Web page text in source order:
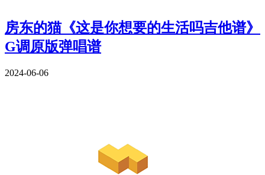
房东的猫《这是你想要的生活吗吉他谱》
G调原版弹唱谱
2024-06-06